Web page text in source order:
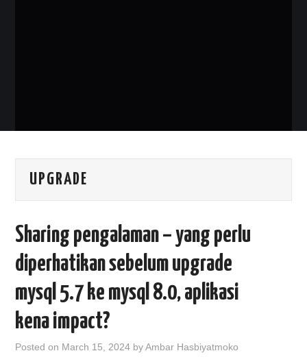
UPGRADE
Sharing pengalaman – yang perlu
diperhatikan sebelum upgrade
mysql 5.7 ke mysql 8.0, aplikasi
kena impact?
Posted on March 15, 2024 byAmbar Hasbiyatmoko